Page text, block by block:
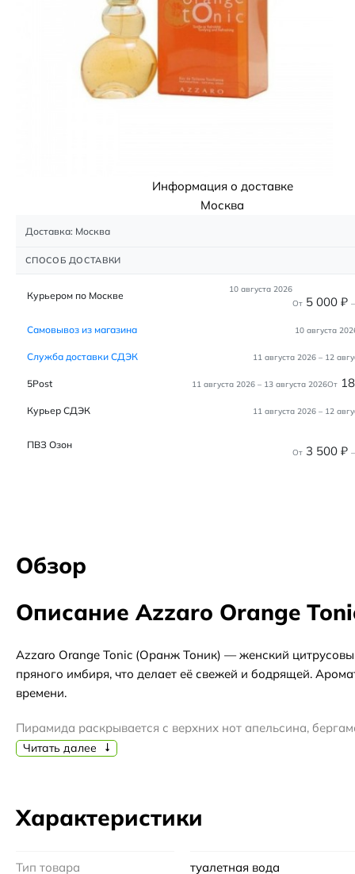
Информация о доставке
Москва
Доставка: Москва
СПОСОБ ДОСТАВКИ
Курьером по Москве 10 августа 2026
От 5 000 ₽ –
Самовывоз из магазина 10 августа
Служба доставки СДЭК 11 августа 2026 – 12
5Post 11 августа 2026 – 13 августа 2026От
Курьер СДЭК 11 августа 2026 – 12
ПВЗ Озон
От 3 500 ₽ –
Обзор
Описание Azzaro Orange
Azzaro Orange Tonic (Оранж Тоник) — женский
пряного имбиря, что делает её свежей и бодрящей.
времени.
Пирамида раскрывается с верхних нот апельсина,
добавляя цветочную мягкость. База из амбры, кедра и
Читать далее
Характеристики
Тип товара туалетная вода